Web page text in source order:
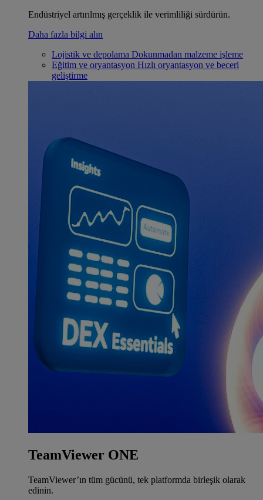
Endüstriyel artırılmış gerçeklik ile verimliliği sürdürün.
Daha fazla bilgi alın
Lojistik ve depolama Dokunmadan malzeme işleme
Eğitim ve oryantasyon Hızlı oryantasyon ve beceri
geliştirme
TeamViewer ONE
TeamViewer’ın tüm gücünü, tek platformda birleşik olarak
edinin.